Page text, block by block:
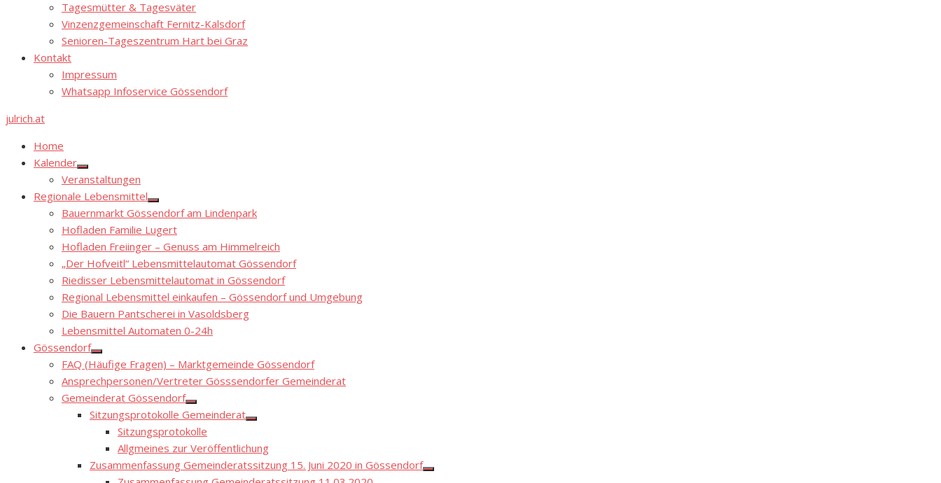
Tagesmütter & Tagesväter
Vinzenzgemeinschaft Fernitz-Kalsdorf
Senioren-Tageszentrum Hart bei Graz
Kontakt
Impressum
Whatsapp Infoservice Gössendorf
julrich.at
Home
Kalender
Show
sub
menu
Veranstaltungen
Regionale Lebensmittel
Show
sub
menu
Bauernmarkt Gössendorf am Lindenpark
Hofladen Familie Lugert
Hofladen Freiinger – Genuss am Himmelreich
„Der Hofveitl“ Lebensmittelautomat Gössendorf
Riedisser Lebensmittelautomat in Gössendorf
Regional Lebensmittel einkaufen – Gössendorf und Umgebung
Die Bauern Pantscherei in Vasoldsberg
Lebensmittel Automaten 0-24h
Gössendorf
Show
sub
menu
FAQ (Häufige Fragen) – Marktgemeinde Gössendorf
Ansprechpersonen/Vertreter Gösssendorfer Gemeinderat
Gemeinderat Gössendorf
Show
sub
menu
Sitzungsprotokolle Gemeinderat
Show
menu
Sitzungsprotokolle
Allgmeines zur Veröffentlichung
Zusammenfassung Gemeinderatssitzung 15. Juni 2020 in Gössendorf
Show